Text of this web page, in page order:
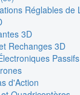
Réglables de
3D
Rechanges 3D
Passifs
d'Action